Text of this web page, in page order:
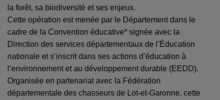
la forêt, sa biodiversité et ses enjeux.
Cette opération est menée par le Département dans le
cadre de la Convention éducative* signée avec la
Direction des services départementaux de l’Éducation
nationale et s’inscrit dans ses actions d’éducation à
l’environnement et au développement durable (EEDD).
Organisée en partenariat avec la Fédération
départementale des chasseurs de Lot-et-Garonne, cette